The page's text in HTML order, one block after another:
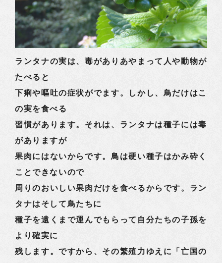
ランタナの実は、毒がありあやまって人や動物が
たべると
下痢や嘔吐の症状がでます。しかし、鳥だけはこ
の実を食べる
習慣があります。それは、ランタナは種子には毒
がありますが
果肉にはないからです。鳥は硬い種子はかみ砕く
ことできないので
周りのおいしい果肉だけを食べるからです。ラン
タナはそして鳥たちに
種子を遠くまで運んでもらって自分たちの子孫を
より確実に
残します。ですから、その繁殖力ゆえに「亡国の